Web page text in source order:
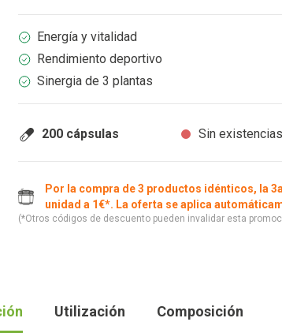
Energía y vitalidad
Rendimiento deportivo
Sinergia de 3 plantas
200 cápsulas Sin existencias
Por la compra de 3 productos idénticos, la
unidad a 1€*. La oferta se aplica
(*Otros códigos de descuento pueden invalidar esta
Utilización Composición